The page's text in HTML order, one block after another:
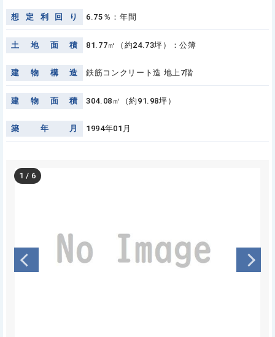
想 定 利 回 り 6.75％：年間
土 地 面 積 81.77㎡（約24.73坪）：公簿
建 物 構 造 鉄筋コンクリート造 地上7階
建 物 面 積 304.08㎡（約91.98坪）
築 年 月 1994年01月
1 / 6